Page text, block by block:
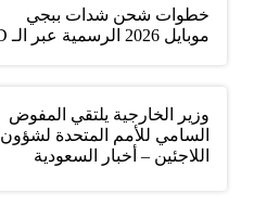
خطوات شحن شدات ببجي
موبايل 2026 الرسمية عبر الـ ID
وزير الخارجية يلتقي المفوض
السامي للأمم المتحدة لشؤون
اللاجئين – أخبار السعودية